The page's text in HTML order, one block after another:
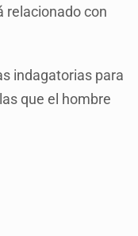
relacionado con
indagatorias para
que el hombre